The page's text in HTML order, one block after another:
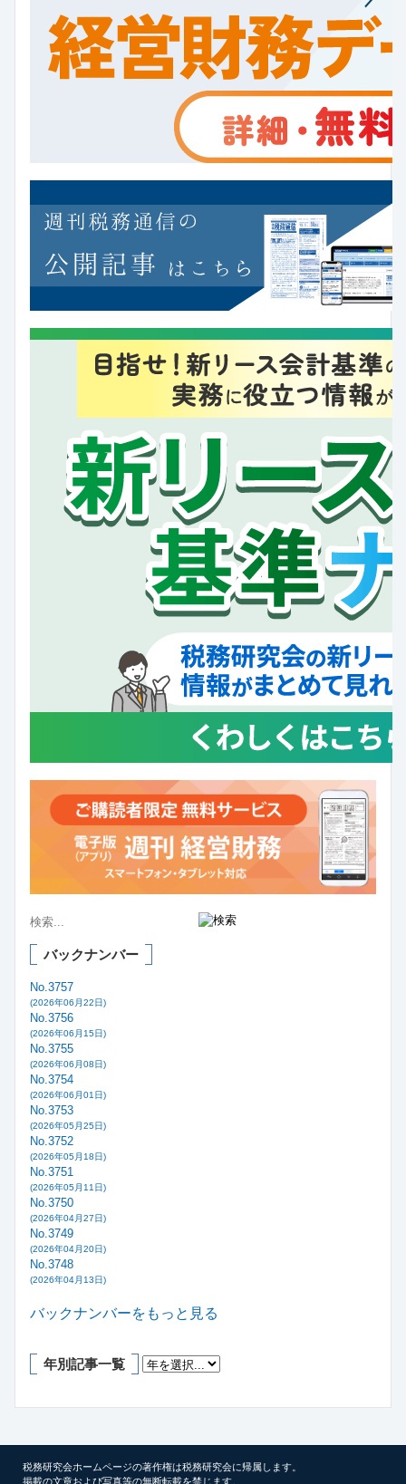
バックナンバー
No.3757
(2026年06月22日)
No.3756
(2026年06月15日)
No.3755
(2026年06月08日)
No.3754
(2026年06月01日)
No.3753
(2026年05月25日)
No.3752
(2026年05月18日)
No.3751
(2026年05月11日)
No.3750
(2026年04月27日)
No.3749
(2026年04月20日)
No.3748
(2026年04月13日)
バックナンバーをもっと見る
年別記事一覧
税務研究会ホームページの著作権は税務研究会に帰属します。
掲載の文章および写真等の無断転載を禁じます。